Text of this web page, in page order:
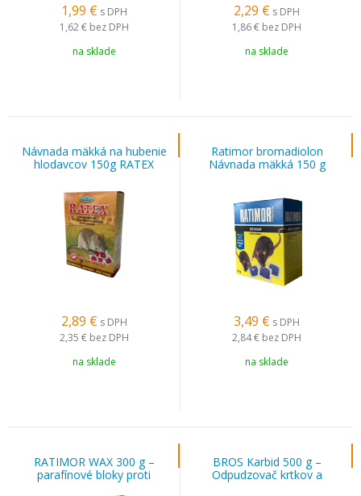
1,99 € s DPH
1,62 € bez DPH
na sklade
2,29 € s DPH
1,86 € bez DPH
na sklade
Návnada mäkká na hubenie
hlodavcov 150g RATEX
2,89 € s DPH
2,35 € bez DPH
na sklade
Ratimor bromadiolon
Návnada mäkká 150 g
3,49 € s DPH
2,84 € bez DPH
na sklade
RATIMOR WAX 300 g –
parafínové bloky proti
hlodavcom
BROS Karbid 500 g –
Odpudzovač krtkov a